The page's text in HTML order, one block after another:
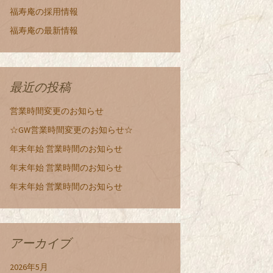
福寿庵の採用情報
福寿庵の最新情報
最近の投稿
営業時間変更のお知らせ
☆GW営業時間変更のお知らせ☆
年末年始 営業時間のお知らせ
年末年始 営業時間のお知らせ
年末年始 営業時間のお知らせ
アーカイブ
2026年5月